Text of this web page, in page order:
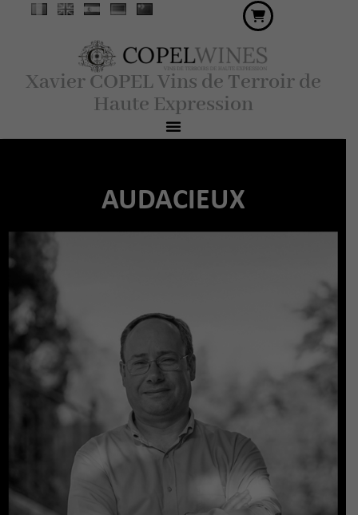
Xavier COPEL Vins de Terroir de
Haute Expression
AUDACIEUX